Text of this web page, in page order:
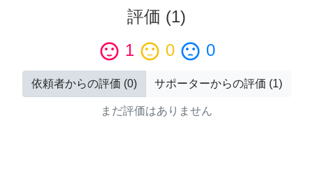
評価 (1)
sentiment_satisfied 1 sentiment_neutral 0 sentiment_dissatisfied 0
依頼者からの評価 (0) サポーターからの評価 (1)
まだ評価はありません